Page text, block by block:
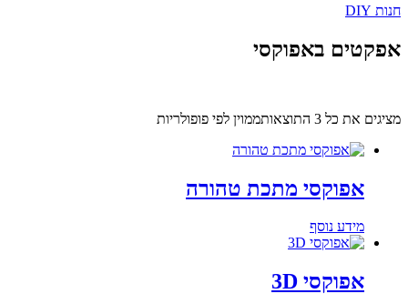
חנות DIY
אפקטים באפוקסי
מציגים את כל ⁦3⁩ התוצאות ממוין לפי פופולריות
אפוקסי מתכת טהורה
מידע נוסף
אפוקסי 3D